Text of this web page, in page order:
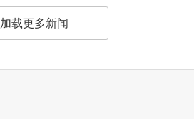
加载更多新闻